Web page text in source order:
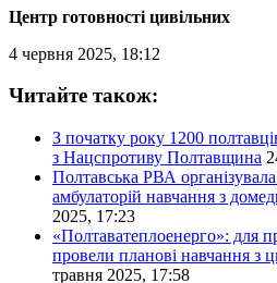
Центр готовності цивільних
4 червня 2025, 18:12
Читайте також:
З початку року 1200
з Нацспротиву Полтавщина
Полтавська РВА
амбулаторій навчання з
2025, 17:23
«Полтаватеплоенерго»: для
провели планові навчання з
травня 2025, 17:58